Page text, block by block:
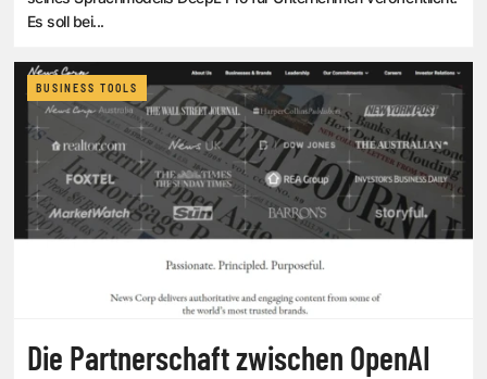
Es soll bei...
BUSINESS TOOLS
Die Partnerschaft zwischen OpenAI